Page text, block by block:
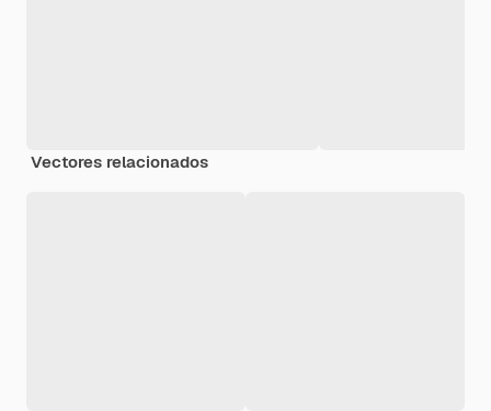
Vectores relacionados